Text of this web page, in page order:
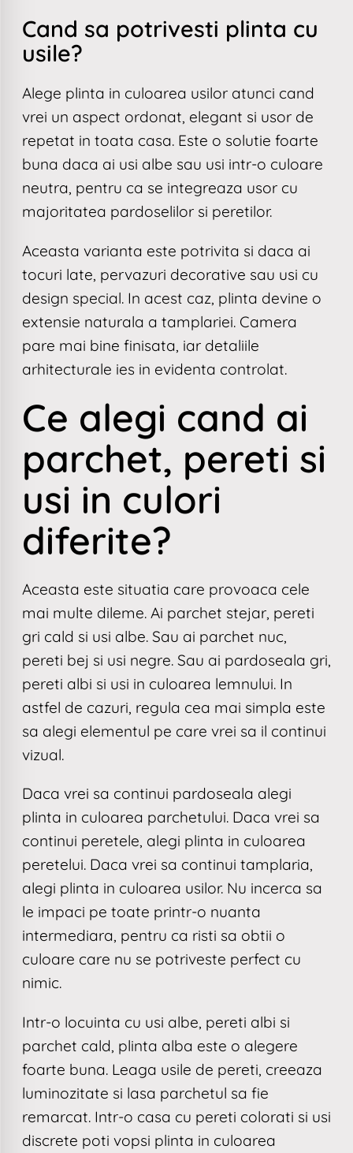
Cand sa potrivesti plinta cu
usile?
Alege plinta in culoarea usilor atunci cand
vrei un aspect ordonat, elegant si usor de
repetat in toata casa. Este o solutie foarte
buna daca ai usi albe sau usi intr-o culoare
neutra, pentru ca se integreaza usor cu
majoritatea pardoselilor si peretilor.
Aceasta varianta este potrivita si daca ai
tocuri late, pervazuri decorative sau usi cu
design special. In acest caz, plinta devine o
extensie naturala a tamplariei. Camera
pare mai bine finisata, iar detaliile
arhitecturale ies in evidenta controlat.
Ce alegi cand ai
parchet, pereti si
usi in culori
diferite?
Aceasta este situatia care provoaca cele
mai multe dileme. Ai parchet stejar, pereti
gri cald si usi albe. Sau ai parchet nuc,
pereti bej si usi negre. Sau ai pardoseala gri,
pereti albi si usi in culoarea lemnului. In
astfel de cazuri, regula cea mai simpla este
sa alegi elementul pe care vrei sa il continui
vizual.
Daca vrei sa continui pardoseala alegi
plinta in culoarea parchetului. Daca vrei sa
continui peretele, alegi plinta in culoarea
peretelui. Daca vrei sa continui tamplaria,
alegi plinta in culoarea usilor. Nu incerca sa
le impaci pe toate printr-o nuanta
intermediara, pentru ca risti sa obtii o
culoare care nu se potriveste perfect cu
nimic.
Intr-o locuinta cu usi albe, pereti albi si
parchet cald, plinta alba este o alegere
foarte buna. Leaga usile de pereti, creeaza
luminozitate si lasa parchetul sa fie
remarcat. Intr-o casa cu pereti colorati si usi
discrete poti vopsi plinta in culoarea